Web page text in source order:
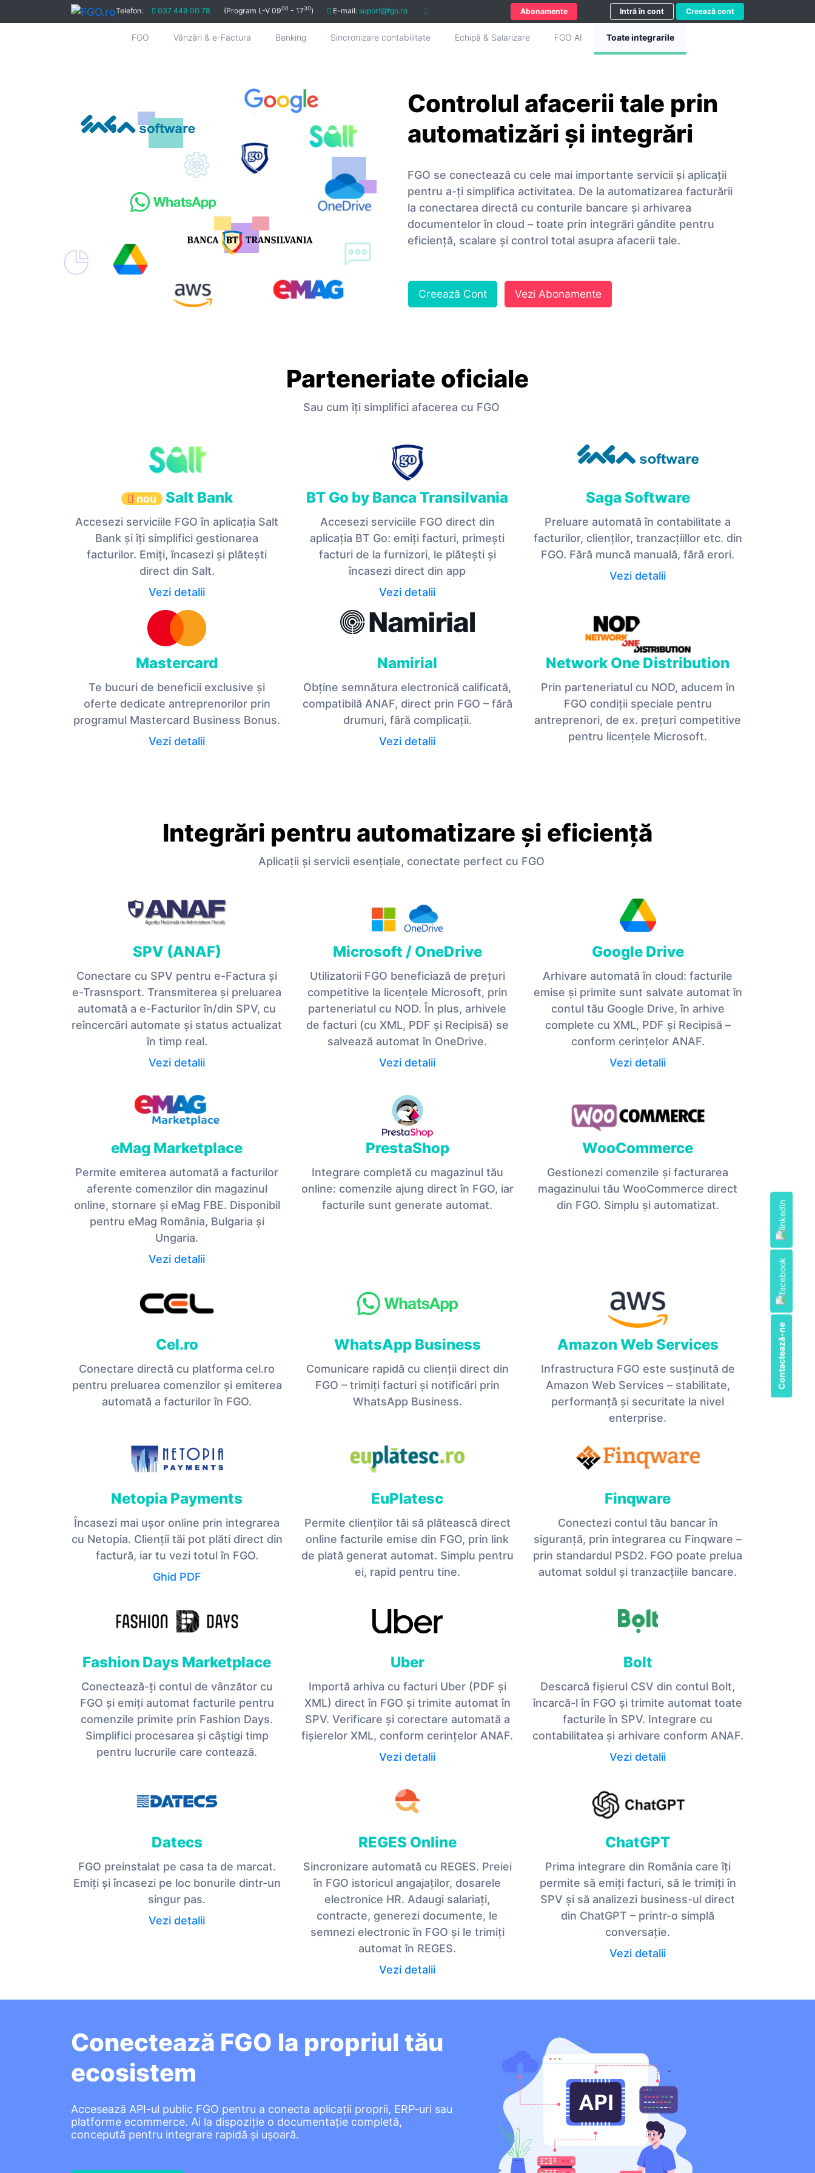
Telefon: 037 449 00 78 (Program L-V 0900 - 1730) E-mail: suport@fgo.ro Abonamente Intră în cont Creează cont
FGO Vânzări & e-Factura Banking Sincronizare contabilitate Echipă & Salarizare FGO AI Toate integrarile
Controlul afacerii tale prin
automatizări și integrări
FGO se conectează cu cele mai importante servicii și aplicații
pentru a-ți simplifica activitatea. De la automatizarea facturării
la conectarea directă cu conturile bancare și arhivarea
documentelor în cloud – toate prin integrări gândite pentru
eficiență, scalare și control total asupra afacerii tale.
Creează Cont Vezi Abonamente
Parteneriate oficiale
Sau cum îți simplifici afacerea cu FGO
nou Salt Bank
Accesezi serviciile FGO în aplicația Salt
Bank și îți simplifici gestionarea
facturilor. Emiți, încasezi și plătești
direct din Salt.
Vezi detalii
BT Go by Banca Transilvania
Accesezi serviciile FGO direct din
aplicația BT Go: emiți facturi, primești
facturi de la furnizori, le plătești și
încasezi direct din app
Vezi detalii
Saga Software
Preluare automată în contabilitate a
facturilor, clienților, tranzacțiillor etc. din
FGO. Fără muncă manuală, fără erori.
Vezi detalii
Mastercard
Te bucuri de beneficii exclusive și
oferte dedicate antreprenorilor prin
programul Mastercard Business Bonus.
Vezi detalii
Namirial
Obține semnătura electronică calificată,
compatibilă ANAF, direct prin FGO – fără
drumuri, fără complicații.
Vezi detalii
Network One Distribution
Prin parteneriatul cu NOD, aducem în
FGO condiții speciale pentru
antreprenori, de ex. prețuri competitive
pentru licențele Microsoft.
Integrări pentru automatizare și eficiență
Aplicații și servicii esențiale, conectate perfect cu FGO
SPV (ANAF)
Conectare cu SPV pentru e-Factura și
e-Trasnsport. Transmiterea și preluarea
automată a e-Facturilor în/din SPV, cu
reîncercări automate și status actualizat
în timp real.
Vezi detalii
Microsoft / OneDrive
Utilizatorii FGO beneficiază de prețuri
competitive la licențele Microsoft, prin
parteneriatul cu NOD. În plus, arhivele
de facturi (cu XML, PDF și Recipisă) se
salvează automat în OneDrive.
Vezi detalii
Google Drive
Arhivare automată în cloud: facturile
emise și primite sunt salvate automat în
contul tău Google Drive, în arhive
complete cu XML, PDF și Recipisă –
conform cerințelor ANAF.
Vezi detalii
eMag Marketplace
Permite emiterea automată a facturilor
aferente comenzilor din magazinul
online, stornare și eMag FBE. Disponibil
pentru eMag România, Bulgaria și
Ungaria.
Vezi detalii
PrestaShop
Integrare completă cu magazinul tău
online: comenzile ajung direct în FGO, iar
facturile sunt generate automat.
WooCommerce
Gestionezi comenzile și facturarea
magazinului tău WooCommerce direct
din FGO. Simplu și automatizat.
Cel.ro
Conectare directă cu platforma cel.ro
pentru preluarea comenzilor și emiterea
automată a facturilor în FGO.
WhatsApp Business
Comunicare rapidă cu clienții direct din
FGO – trimiți facturi și notificări prin
WhatsApp Business.
Amazon Web Services
Infrastructura FGO este susținută de
Amazon Web Services – stabilitate,
performanță și securitate la nivel
enterprise.
Netopia Payments
Încasezi mai ușor online prin integrarea
cu Netopia. Clienții tăi pot plăti direct din
factură, iar tu vezi totul în FGO.
Ghid PDF
EuPlatesc
Permite clienților tăi să plătească direct
online facturile emise din FGO, prin link
de plată generat automat. Simplu pentru
ei, rapid pentru tine.
Finqware
Conectezi contul tău bancar în
siguranță, prin integrarea cu Finqware –
prin standardul PSD2. FGO poate prelua
automat soldul și tranzacțiile bancare.
Fashion Days Marketplace
Conectează-ți contul de vânzător cu
FGO și emiți automat facturile pentru
comenzile primite prin Fashion Days.
Simplifici procesarea și câștigi timp
pentru lucrurile care contează.
Uber
Importă arhiva cu facturi Uber (PDF și
XML) direct în FGO și trimite automat în
SPV. Verificare și corectare automată a
fișierelor XML, conform cerințelor ANAF.
Vezi detalii
Bolt
Descarcă fișierul CSV din contul Bolt,
încarcă-l în FGO și trimite automat toate
facturile în SPV. Integrare cu
contabilitatea și arhivare conform ANAF.
Vezi detalii
Datecs
FGO preinstalat pe casa ta de marcat.
Emiți și încasezi pe loc bonurile dintr-un
singur pas.
Vezi detalii
REGES Online
Sincronizare automată cu REGES. Preiei
în FGO istoricul angajaților, dosarele
electronice HR. Adaugi salariați,
contracte, generezi documente, le
semnezi electronic în FGO și le trimiți
automat în REGES.
Vezi detalii
ChatGPT
Prima integrare din România care îți
permite să emiți facturi, să le trimiți în
SPV și să analizezi business-ul direct
din ChatGPT – printr-o simplă
conversație.
Vezi detalii
Conectează FGO la propriul tău
ecosistem
Accesează API-ul public FGO pentru a conecta aplicații proprii, ERP-uri sau
platforme ecommerce. Ai la dispoziție o documentație completă,
concepută pentru integrare rapidă și ușoară.
Contactează-ne